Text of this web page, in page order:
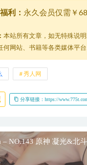
利： 永久会员仅需￥
本站所有文章，如无特殊说
何网站、书籍等各类媒体平
秀人网
分享链接：https://
– NO.143 原神 凝光&北